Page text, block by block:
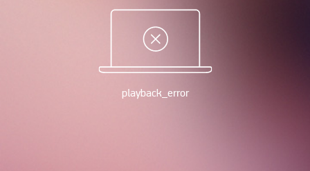
playback_error